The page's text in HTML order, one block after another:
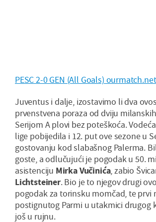
PESC 2-0 GEN (All Goals) ourmatch.net
Juventus i dalje, izostavimo li dva
prvenstvena poraza od dviju
Serijom A plovi bez poteškoća.
lige pobijedila i 12. put ove sezone u
gostovanju kod slabašnog Palerma.
goste, a odlučujući je pogodak u 50.
asistenciju Mirka Vučinića, zabio
Lichtsteiner. Bio je to njegov drugi
pogodak za torinsku momčad, te prvi
postignutog Parmi u utakmici drugog
još u rujnu.